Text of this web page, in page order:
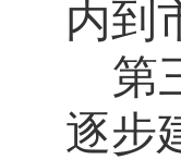
内到
第
逐步